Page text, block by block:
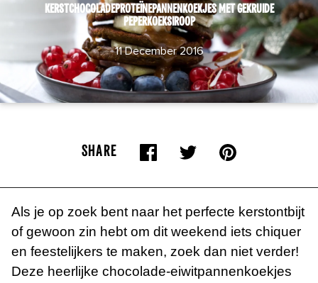
KERSTCHOCOLADEPROTEÏNEPANNENKOEKJES MET GEKRUIDE
PEPERKOEKSIROOP
11 December 2016
SHARE
Als je op zoek bent naar het perfecte kerstontbijt
of gewoon zin hebt om dit weekend iets chiquer
en feestelijkers te maken, zoek dan niet verder!
Deze heerlijke chocolade-eiwitpannenkoekjes